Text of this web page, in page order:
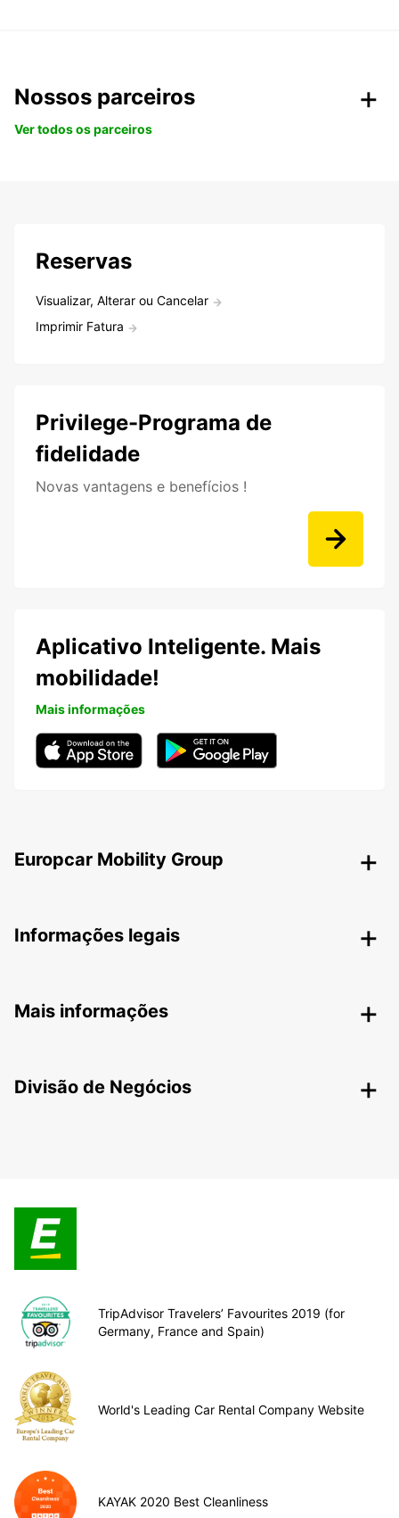
Nossos parceiros
Ver todos os parceiros
Reservas
Visualizar, Alterar ou Cancelar
Imprimir Fatura
Privilege-Programa de
fidelidade
Novas vantagens e benefícios !
Aplicativo Inteligente. Mais
mobilidade!
Mais informações
Europcar Mobility Group
Informações legais
Mais informações
Divisão de Negócios
TripAdvisor Travelers’ Favourites 2019 (for
Germany, France and Spain)
World's Leading Car Rental Company Website
KAYAK 2020 Best Cleanliness